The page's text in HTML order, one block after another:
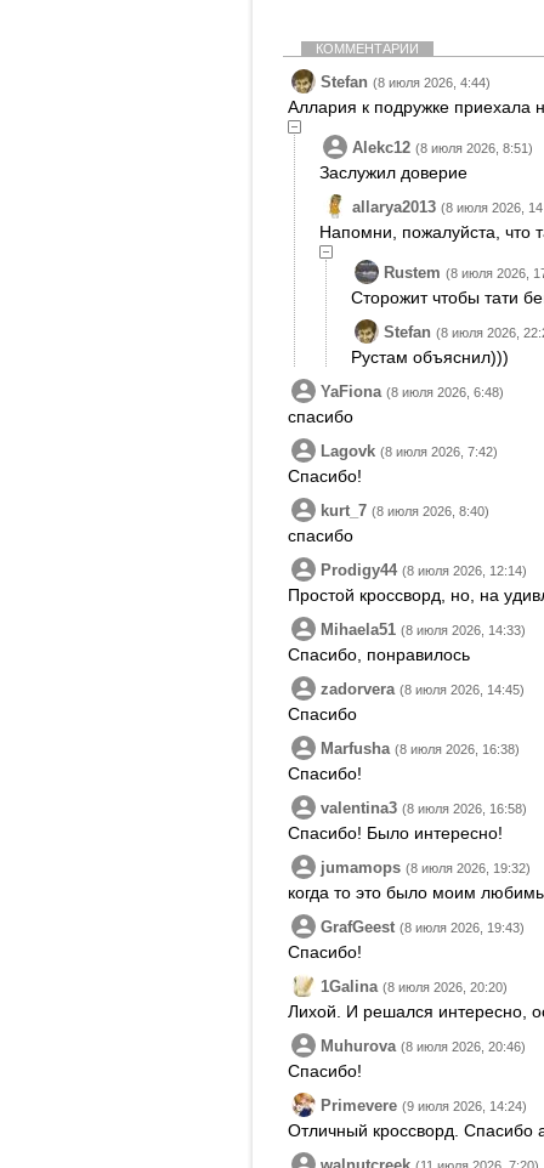
КОММЕНТАРИИ
Stefan (8 июля 2026, 4:44)
Аллария к подружке приехала
Alekc12 (8 июля 2026, 8:51)
Заслужил доверие
allarya2013 (8 июля 2026,
Напомни, пожалуйста, что
Rustem (8 июля 2026,
Сторожит чтобы тати
Stefan (8 июля 2026,
Рустам объяснил)))
YaFiona (8 июля 2026, 6:48)
спасибо
Lagovk (8 июля 2026, 7:42)
Спасибо!
kurt_7 (8 июля 2026, 8:40)
спасибо
Prodigy44 (8 июля 2026, 12:14)
Простой кроссворд, но, на
Mihaela51 (8 июля 2026, 14:33)
Спасибо, понравилось
zadorvera (8 июля 2026, 14:45)
Спасибо
Marfusha (8 июля 2026, 16:38)
Спасибо!
valentina3 (8 июля 2026, 16:58)
Спасибо! Было интересно!
jumamops (8 июля 2026, 19:32)
когда то это было моим
GrafGeest (8 июля 2026, 19:43)
Спасибо!
1Galina (8 июля 2026, 20:20)
Лихой. И решался интересно,
Muhurova (8 июля 2026, 20:46)
Спасибо!
Primevere (9 июля 2026, 14:24)
Отличный кроссворд. Спасибо